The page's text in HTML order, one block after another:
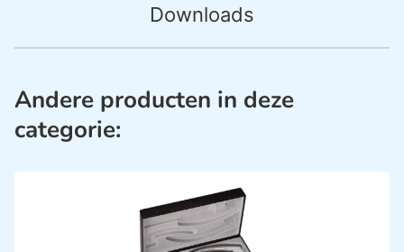
Downloads
Andere producten in deze
categorie: